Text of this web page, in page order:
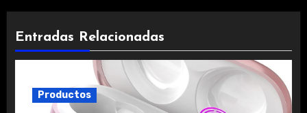
Entradas Relacionadas
Productos